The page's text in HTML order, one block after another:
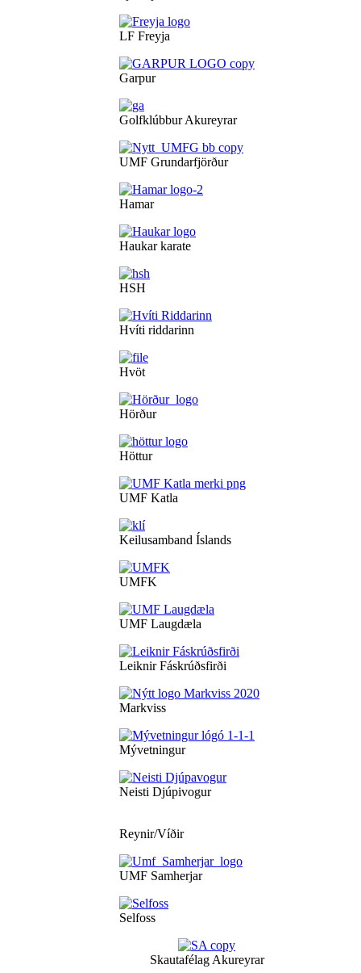
LF Freyja
Garpur
Golfklúbbur Akureyrar
UMF Grundarfjörður
Hamar
Haukar karate
HSH
Hvíti riddarinn
Hvöt
Hörður
Höttur
UMF Katla
Keilusamband Íslands
UMFK
UMF Laugdæla
Leiknir Fáskrúðsfirði
Markviss
Mývetningur
Neisti Djúpivogur
Reynir/Víðir
UMF Samherjar
Selfoss
Skautafélag Akureyrar